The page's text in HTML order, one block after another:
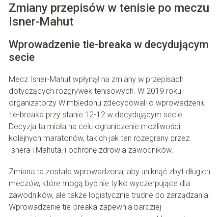
Zmiany przepisów w tenisie po meczu
Isner-Mahut
Wprowadzenie tie-breaka w decydującym
secie
Mecz Isner-Mahut wpłynął na zmiany w przepisach
dotyczących rozgrywek tenisowych. W 2019 roku
organizatorzy Wimbledonu zdecydowali o wprowadzeniu
tie-breaka przy stanie 12-12 w decydującym secie.
Decyzja ta miała na celu ograniczenie możliwości
kolejnych maratonów, takich jak ten rozegrany przez
Isnera i Mahuta, i ochronę zdrowia zawodników.
Zmiana ta została wprowadzona, aby uniknąć zbyt długich
meczów, które mogą być nie tylko wyczerpujące dla
zawodników, ale także logistycznie trudne do zarządzania.
Wprowadzenie tie-breaka zapewnia bardziej